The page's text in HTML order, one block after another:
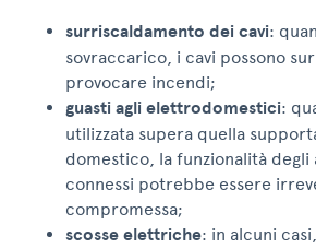
surriscaldamento dei cavi:
sovraccarico, i cavi possono
provocare incendi;
guasti agli elettrodomestici:
utilizzata supera quella
domestico, la funzionalità degli
connessi potrebbe essere
compromessa;
scosse elettriche: in alcuni